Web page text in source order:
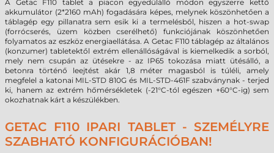
A Getac F110 tablet a piacon egyedülálló módon egyszerre kettő
akkumulátor (2*2160 mAh) fogadására képes, melynek köszönhetően a
táblagép egy pillanatra sem esik ki a termelésből, hiszen a hot-swap
(forrócserés, üzem közben cserélhető) funkciójának köszönhetően
folyamatos az eszköz energiaellátása. A Getac F110 táblagép az általános
(konzumer) tabletektől extrém ellenállóságával is kiemelkedik a sorból,
mely nem csupán az ütésekre - az IP65 tokozása miatt ütésálló, a
betonra történő leejtést akár 1,8 méter magasból is túléli, amely
megfelel a katonai MIL-STD 810G és MIL-STD-461F szabványnak - terjed
ki, hanem az extrém hőmérsékletek (-21°C-tól egészen +60°C-ig) sem
okozhatnak kárt a készülékben.
GETAC F110 IPARI TABLET - SZEMÉLYRE
SZABHATÓ KONFIGURÁCIÓBAN!